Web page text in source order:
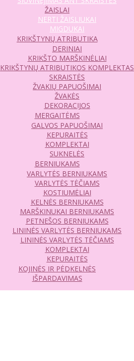
ŽAISLAI
NERTI ŽAISLIUKAI
MIGDUKAI
KRIKŠTYNŲ ATRIBUTIKA
DERINIAI
KRIKŠTO MARŠKINĖLIAI
KRIKŠTYNŲ ATRIBUTIKOS KOMPLEKTAS
SKRAISTĖS
ŽVAKIŲ PAPUOŠIMAI
ŽVAKĖS
DEKORACIJOS
MERGAITĖMS
GALVOS PAPUOŠIMAI
KEPURAITĖS
KOMPLEKTAI
SUKNELĖS
BERNIUKAMS
VARLYTĖS BERNIUKAMS
VARLYTĖS TĖČIAMS
KOSTIUMĖLIAI
KELNĖS BERNIUKAMS
MARŠKINUKAI BERNIUKAMS
PETNEŠOS BERNIUKAMS
LININĖS VARLYTĖS BERNIUKAMS
LININĖS VARLYTĖS TĖČIAMS
KOMPLEKTAI
KEPURAITĖS
KOJINĖS IR PĖDKELNĖS
IŠPARDAVIMAS